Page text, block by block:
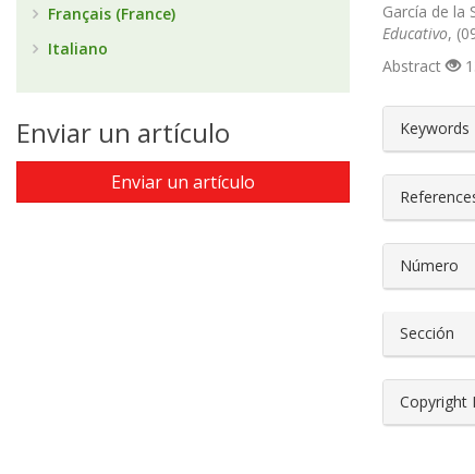
García de la
Educativo,
Abstract
Keywords
Número
Sección
Copyright
Français (France)
Italiano
Enviar un artículo
Enviar un artículo